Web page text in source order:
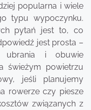
popularna i wiele
typu wypoczynku.
pytań jest to, co
jest prosta –
ubrania i obuwie
świeżym powietrzu
jeśli planujemy
rowerze czy piesze
związanych z